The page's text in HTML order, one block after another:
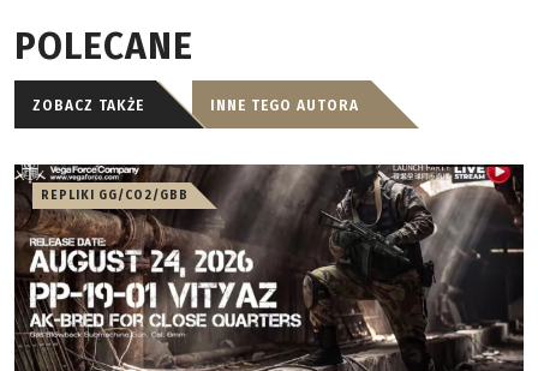
POLECANE
ZOBACZ TAKŻE INNE TEGO AUTORA
REPLIKI GG/CO2/GBB